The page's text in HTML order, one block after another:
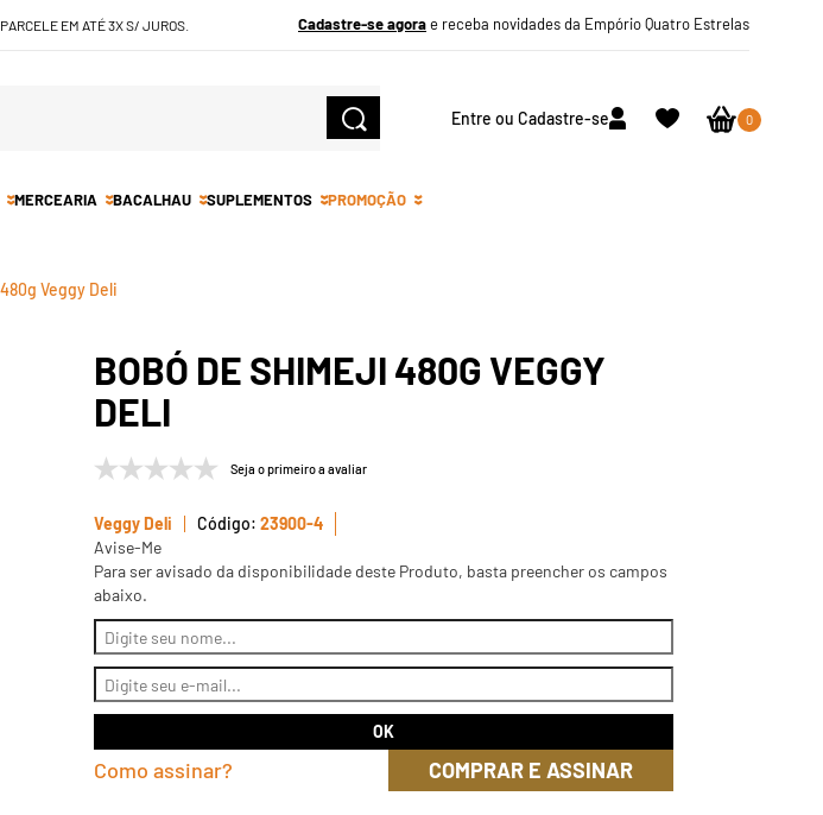
PARCELE EM ATÉ 3X S/ JUROS. Cadastre-se agorae receba novidades da Empório Quatro Estrelas
Entre ou Cadastre-se 0
MERCEARIA BACALHAU SUPLEMENTOS PROMOÇÃO
Veggy Deli
BOBÓ DE SHIMEJI 480G VEGGY
DELI
Seja o primeiro a avaliar
Veggy Deli
23900-4
Avise-Me
Para ser avisado da disponibilidade deste Produto, basta preencher os campos
abaixo.
Como assinar? COMPRAR E ASSINAR